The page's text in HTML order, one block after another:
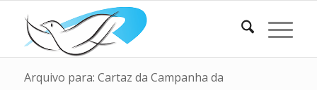
Arquivo para: Cartaz da Campanha da